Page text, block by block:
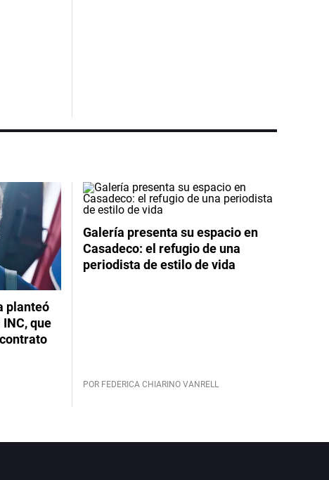
planteó
que
Galería presenta su espacio en
Casadeco: el refugio de una
periodista de estilo de vida
POR FEDERICA CHIARINO VANRELL